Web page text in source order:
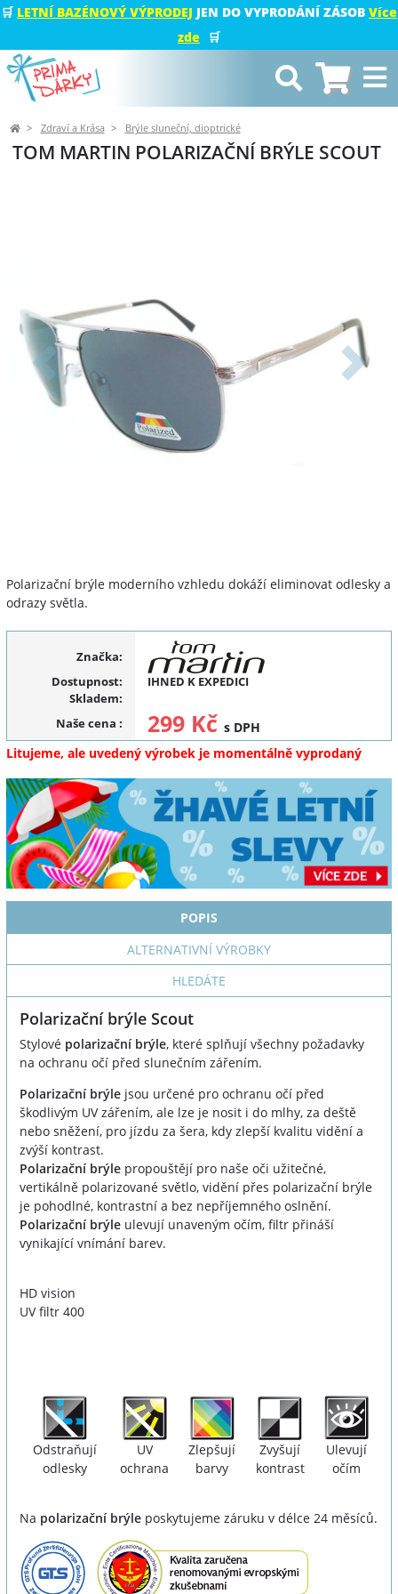
🛒 LETNÍ BAZÉNOVÝ VÝPRODEJ JEN DO VYPRODÁNÍ ZÁSOB Více
zde
🛒
Zdraví a Krása Brýle sluneční, dioptrické
TOM MARTIN POLARIZAČNÍ BRÝLE SCOUT
Předchozí Další
Polarizační brýle moderního vzhledu dokáží eliminovat odlesky a
odrazy světla.
Značka:
Dostupnost:
IHNED K EXPEDICI
Skladem:
Naše cena : 299 Kč s DPH
Litujeme, ale uvedený výrobek je momentálně vyprodaný
POPIS
ALTERNATIVNÍ VÝROBKY
HLEDÁTE
Polarizační brýle Scout
Stylové polarizační brýle, které splňují všechny požadavky
na ochranu očí před slunečním zářením.
Polarizační brýle jsou určené pro ochranu očí před
škodlivým UV zářením, ale lze je nosit i do mlhy, za deště
nebo sněžení, pro jízdu za šera, kdy zlepší kvalitu vidění a
zvýší kontrast.
Polarizační brýle propouštějí pro naše oči užitečné,
vertikálně polarizované světlo, vidění přes polarizační brýle
je pohodlné, kontrastní a bez nepříjemného oslnění.
Polarizační brýle ulevují unaveným očím, filtr přináší
vynikající vnímání barev.
HD vision
UV filtr 400
Odstraňují
odlesky
UV
ochrana
Zlepšují
barvy
Zvyšují
kontrast
Ulevují
očím
Na polarizační brýle poskytujeme záruku v délce 24 měsíců.